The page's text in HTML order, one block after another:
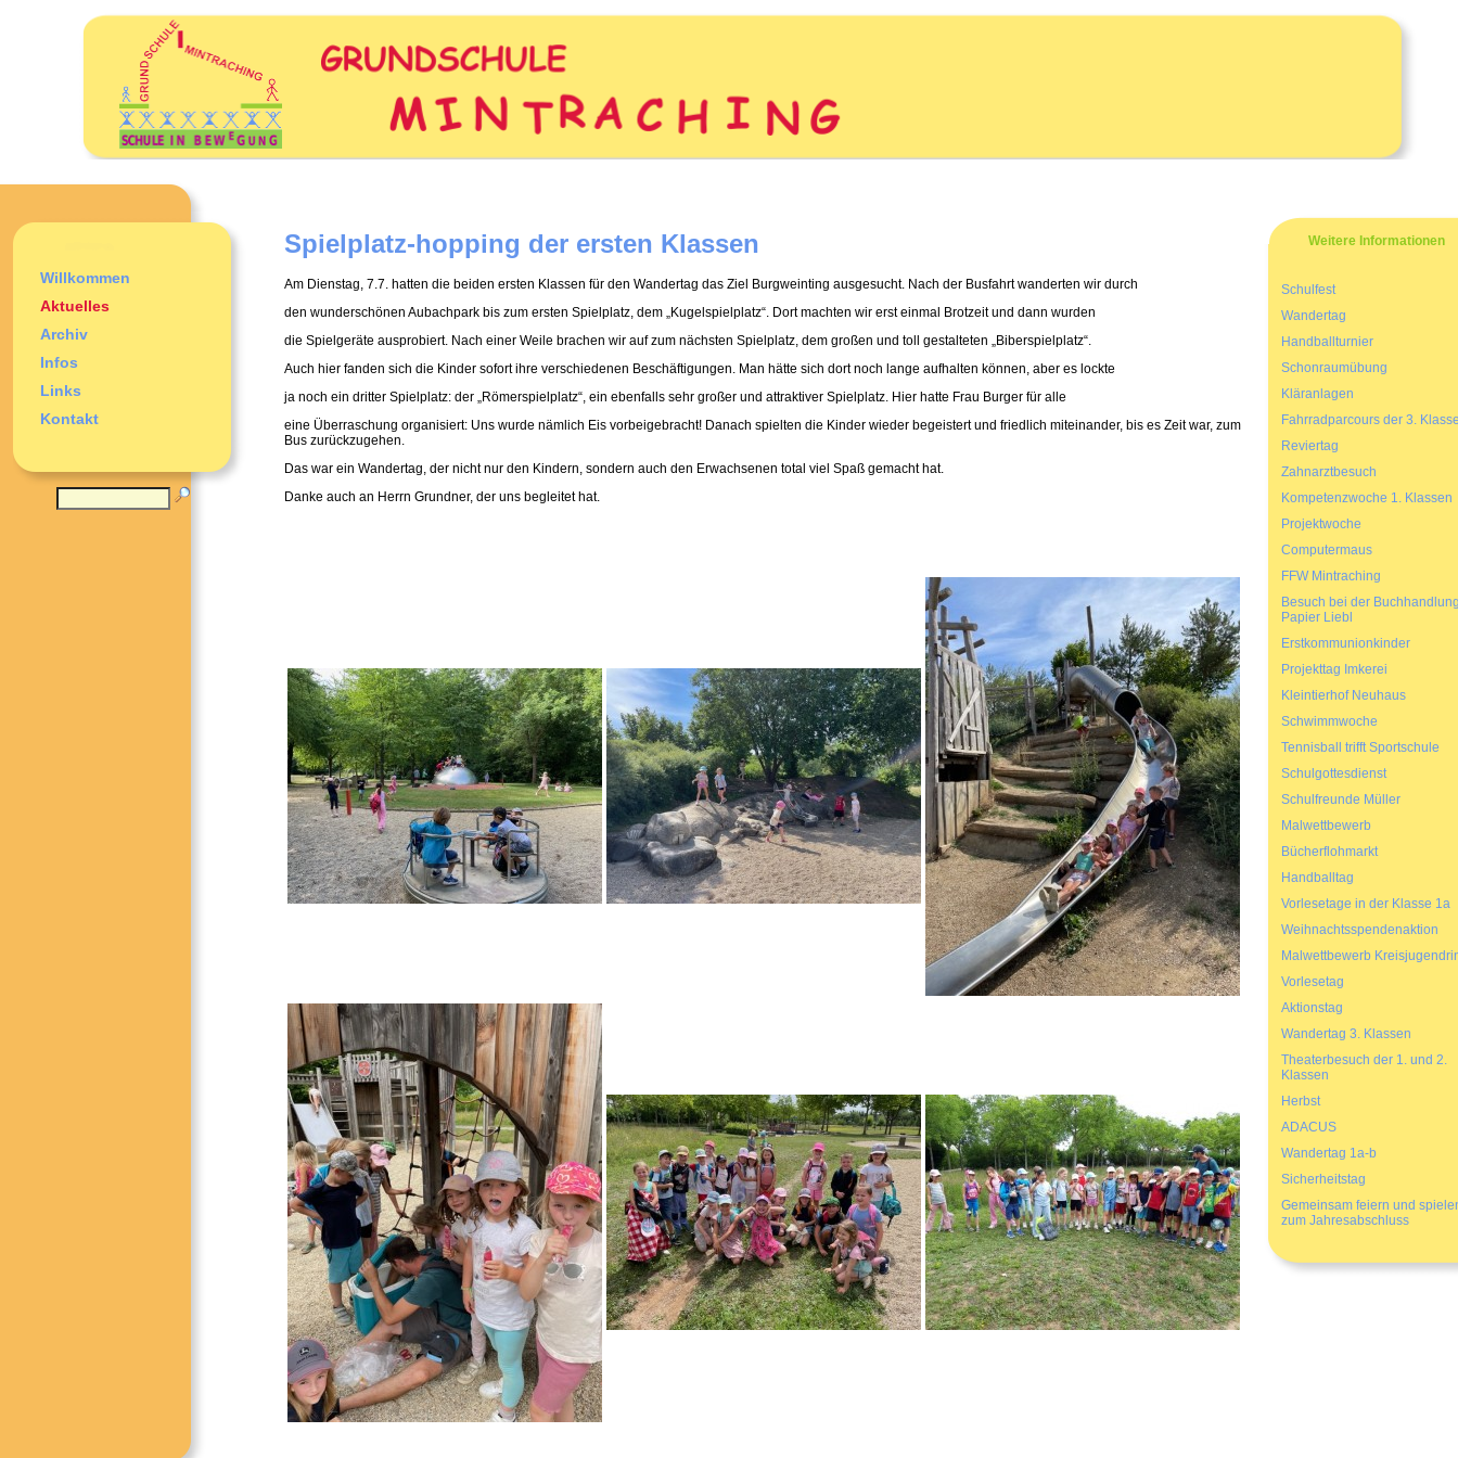
Willkommen
Aktuelles
Archiv
Infos
Links
Kontakt
Spielplatz-hopping der ersten Klassen
Am Dienstag, 7.7. hatten die beiden ersten Klassen für den Wandertag das Ziel Burgweinting ausgesucht. Nach der Busfahrt wanderten wir durch
den wunderschönen Aubachpark bis zum ersten Spielplatz, dem „Kugelspielplatz“. Dort machten wir erst einmal Brotzeit und dann wurden
die Spielgeräte ausprobiert. Nach einer Weile brachen wir auf zum nächsten Spielplatz, dem großen und toll gestalteten „Biberspielplatz“.
Auch hier fanden sich die Kinder sofort ihre verschiedenen Beschäftigungen. Man hätte sich dort noch lange aufhalten können, aber es lockte
ja noch ein dritter Spielplatz: der „Römerspielplatz“, ein ebenfalls sehr großer und attraktiver Spielplatz. Hier hatte Frau Burger für alle
eine Überraschung organisiert: Uns wurde nämlich Eis vorbeigebracht! Danach spielten die Kinder wieder begeistert und friedlich miteinander, bis es Zeit war, zum
Bus zurückzugehen.
Das war ein Wandertag, der nicht nur den Kindern, sondern auch den Erwachsenen total viel Spaß gemacht hat.
Danke auch an Herrn Grundner, der uns begleitet hat.
Weitere Informationen
Schulfest
Wandertag
Handballturnier
Schonraumübung
Kläranlagen
Fahrradparcours der 3.
Reviertag
Zahnarztbesuch
Kompetenzwoche 1. Klassen
Projektwoche
Computermaus
FFW Mintraching
Besuch bei der
Papier Liebl
Erstkommunionkinder
Projekttag Imkerei
Kleintierhof Neuhaus
Schwimmwoche
Tennisball trifft Sportschule
Schulgottesdienst
Schulfreunde Müller
Malwettbewerb
Bücherflohmarkt
Handballtag
Vorlesetage in der Klasse 1a
Weihnachtsspendenaktion
Malwettbewerb
Vorlesetag
Aktionstag
Wandertag 3. Klassen
Theaterbesuch der 1. und 2.
Klassen
Herbst
ADACUS
Wandertag 1a-b
Sicherheitstag
Gemeinsam feiern und
zum Jahresabschluss